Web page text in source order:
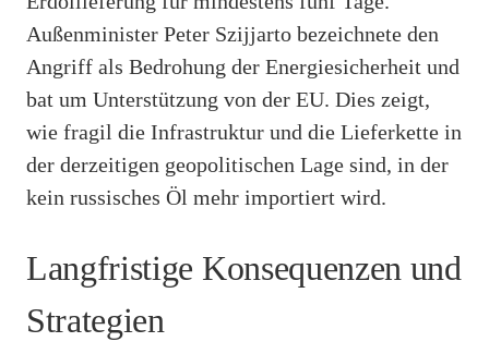
Außenminister Peter Szijjarto bezeichnete den
Angriff als Bedrohung der Energiesicherheit und
bat um Unterstützung von der EU. Dies zeigt,
wie fragil die Infrastruktur und die Lieferkette in
der derzeitigen geopolitischen Lage sind, in der
kein russisches Öl mehr importiert wird.
Langfristige Konsequenzen und
Strategien